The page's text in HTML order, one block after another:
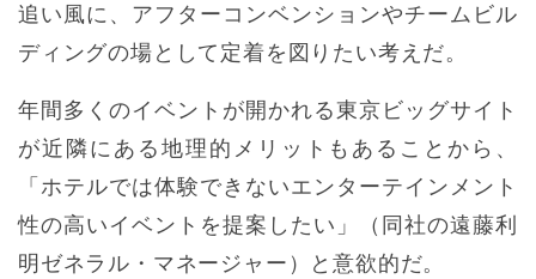
追い風に、アフターコンベンションやチームビル
ディングの場として定着を図りたい考えだ。
年間多くのイベントが開かれる東京ビッグサイト
が近隣にある地理的メリットもあることから、
「ホテルでは体験できないエンターテインメント
性の高いイベントを提案したい」（同社の遠藤利
明ゼネラル・マネージャー）と意欲的だ。